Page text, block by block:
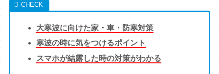
大寒波に向けた家・車・防寒対策
寒波の時に気をつけるポイント
スマホが結露した時の対策がわかる